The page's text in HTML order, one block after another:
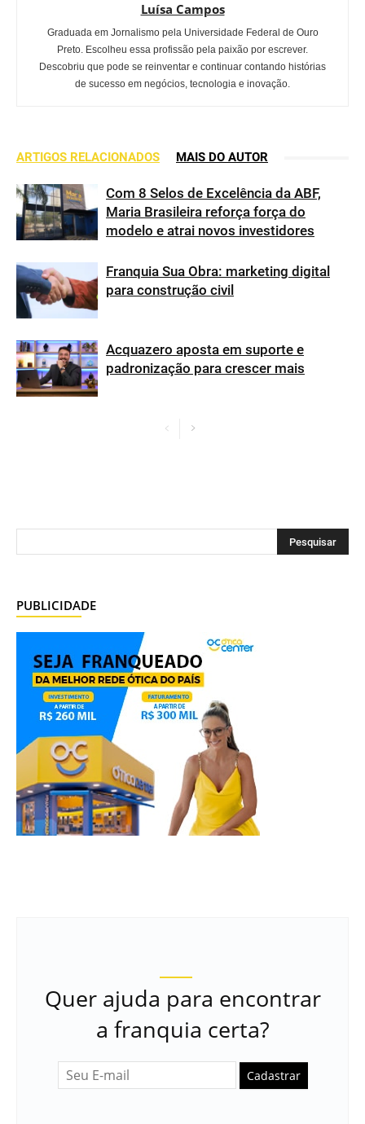
Luísa Campos
Graduada em Jornalismo pela Universidade Federal de Ouro
Preto. Escolheu essa profissão pela paixão por escrever.
Descobriu que pode se reinventar e continuar contando histórias
de sucesso em negócios, tecnologia e inovação.
ARTIGOS RELACIONADOS MAIS DO AUTOR
Com 8 Selos de Excelência da ABF,
Maria Brasileira reforça força do
modelo e atrai novos investidores
Franquia Sua Obra: marketing digital
para construção civil
Acquazero aposta em suporte e
padronização para crescer mais
PUBLICIDADE
Quer ajuda para encontrar
a franquia certa?
Cadastrar